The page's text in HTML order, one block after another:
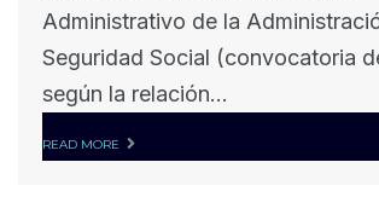
Administrativo de la
Seguridad Social (convocatoria
según la relación...
READ MORE